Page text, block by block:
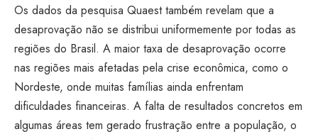
Os dados da pesquisa Quaest também revelam que a
desaprovação não se distribui uniformemente por todas as
regiões do Brasil. A maior taxa de desaprovação ocorre
nas regiões mais afetadas pela crise econômica, como o
Nordeste, onde muitas famílias ainda enfrentam
dificuldades financeiras. A falta de resultados concretos em
algumas áreas tem gerado frustração entre a população, o